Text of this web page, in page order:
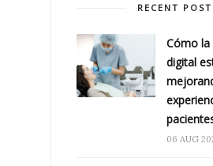
RECENT
Cómo
digital
06 AUG